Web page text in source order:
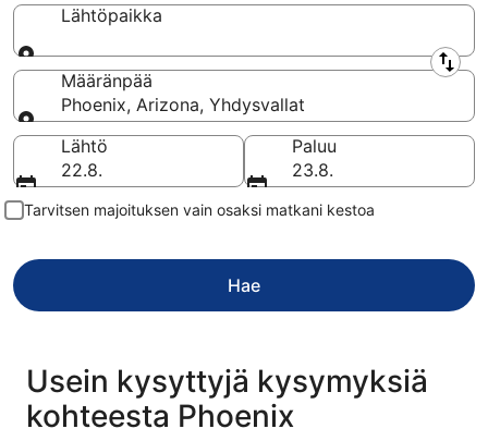
Lähtöpaikka
Lähtöpaikka
Määränpää
Phoenix, Arizona, Yhdysvallat
Määränpää
Lähtö
22.8.
Paluu
23.8.
Tarvitsen majoituksen vain osaksi matkani kestoa
Hae
Usein kysyttyjä kysymyksiä
kohteesta Phoenix